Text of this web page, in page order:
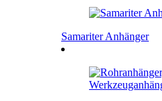
Samariter Anhänger